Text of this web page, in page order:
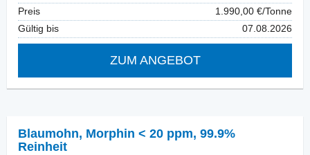
Preis
1.990,00 €/Tonne
Gültig bis
07.08.2026
ZUM ANGEBOT
Blaumohn, Morphin < 20 ppm, 99.9%
Reinheit